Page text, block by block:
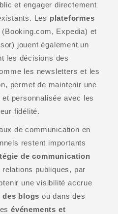
et engager directement
Les plateformes
(Booking.com, Expedia) et
jouent également un
les décisions des
les newsletters et les
permet de maintenir une
personnalisée avec les
fidélité.
de communication en
restent importants
de communication
publiques, par
une visibilité accrue
blogs ou dans des
événements et